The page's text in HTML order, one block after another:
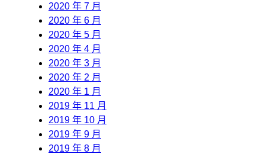
2020 年 7 月
2020 年 6 月
2020 年 5 月
2020 年 4 月
2020 年 3 月
2020 年 2 月
2020 年 1 月
2019 年 11 月
2019 年 10 月
2019 年 9 月
2019 年 8 月